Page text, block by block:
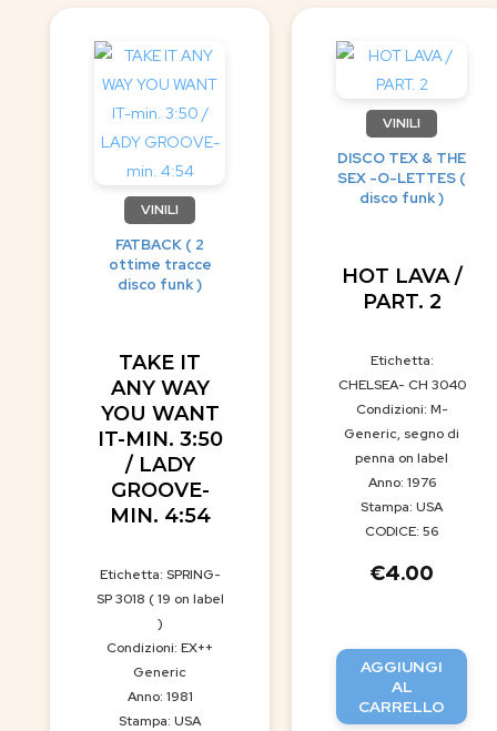
VINILI
FATBACK ( 2
ottime tracce
disco funk )
TAKE IT
ANY WAY
YOU WANT
IT-MIN. 3:50
/ LADY
GROOVE-
MIN. 4:54
Etichetta: SPRING-
SP 3018 ( 19 on label
)
Condizioni: EX++
Generic
Anno: 1981
Stampa: USA
VINILI
DISCO TEX & THE
SEX -O-LETTES (
disco funk )
HOT LAVA /
PART. 2
Etichetta:
CHELSEA- CH 3040
Condizioni: M-
Generic, segno di
penna on label
Anno: 1976
Stampa: USA
CODICE: 56
€4.00
AGGIUNGI
AL
CARRELLO